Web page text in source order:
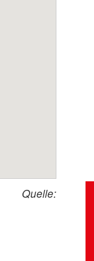
Quelle: